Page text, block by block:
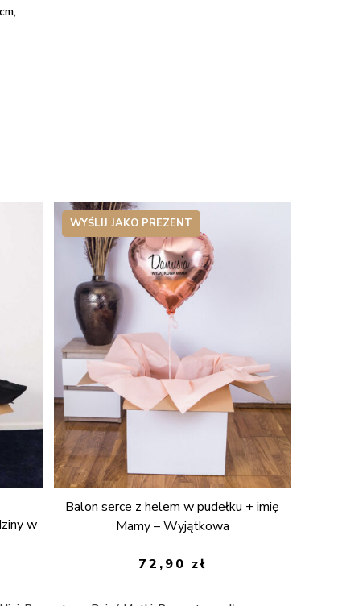
w
WYŚLIJ JAKO PREZENT
Balon serce z helem w pudełku + imię
Mamy – Wyjątkowa
72,90 zł